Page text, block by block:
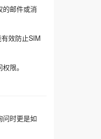
的邮件或消
效防止SIM
限。
问时更是如